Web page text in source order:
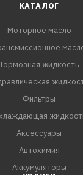
КАТАЛОГ
Моторное масло
Тормозная жидкость
Фильтры
Аксессуары
Автохимия
Аккумуляторы